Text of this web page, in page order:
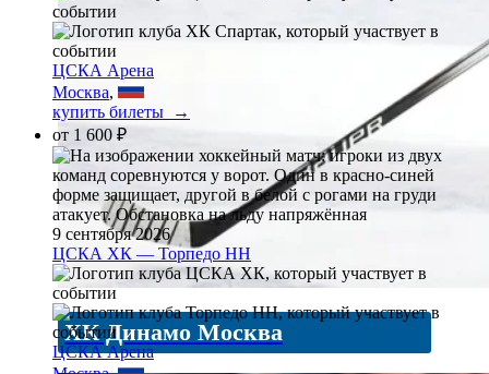
ХК Динамо Москва
ЦСКА Арена
Москва,
купить билеты →
от 1 600 ₽
9 сентября 2026
ЦСКА ХК — Торпедо НН
ЦСКА Арена